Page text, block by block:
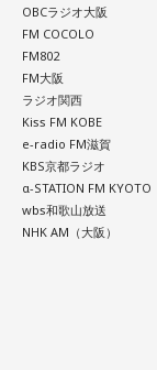
日」』
■放送日時：2026
00分
■出演：田村淳、
■提供：全日本葬
OBCラジオ大阪
FM COCOLO
FM802
FM大阪
ラジオ関西
Kiss FM KOBE
e-radio FM滋賀
KBS京都ラジオ
α-STATION FM KYOTO
wbs和歌山放送
NHK AM（大阪）